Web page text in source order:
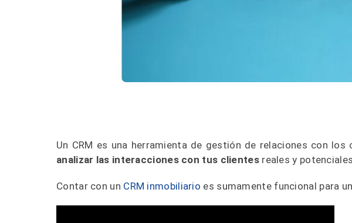
Un CRM es una herramienta de gestión de relaciones con los
analizar las interacciones con tus clientesreales y
Contar con un CRM inmobiliario es sumamente funcional para